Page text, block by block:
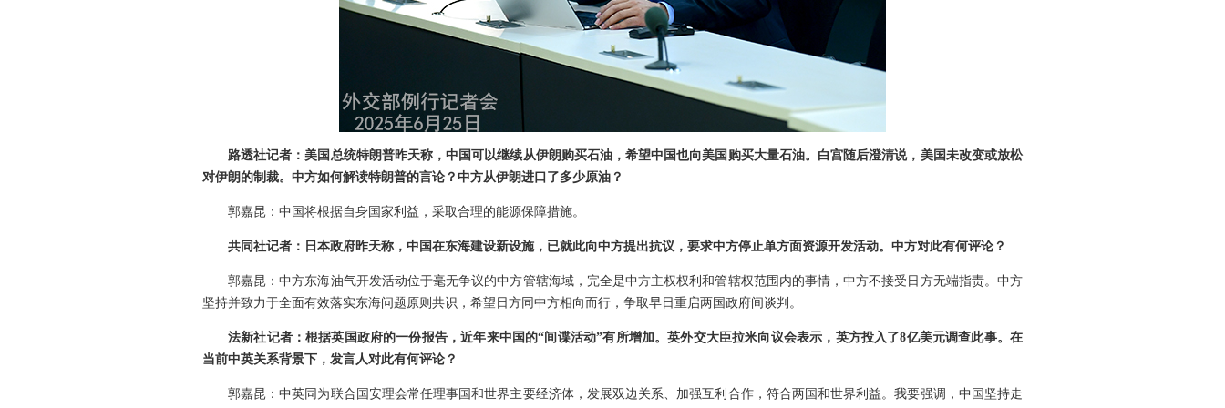
路透社记者：美国总统特朗普昨天称，中国可以继续从伊朗购买石油，希望中国也向美国购买大量石油。白宫随后澄清说，美国未改变或放松
对伊朗的制裁。中方如何解读特朗普的言论？中方从伊朗进口了多少原油？
郭嘉昆：中国将根据自身国家利益，采取合理的能源保障措施。
共同社记者：日本政府昨天称，中国在东海建设新设施，已就此向中方提出抗议，要求中方停止单方面资源开发活动。中方对此有何评论？
郭嘉昆：中方东海油气开发活动位于毫无争议的中方管辖海域，完全是中方主权权利和管辖权范围内的事情，中方不接受日方无端指责。中方
坚持并致力于全面有效落实东海问题原则共识，希望日方同中方相向而行，争取早日重启两国政府间谈判。
法新社记者：根据英国政府的一份报告，近年来中国的“间谍活动”有所增加。英外交大臣拉米向议会表示，英方投入了8亿美元调查此事。在
当前中英关系背景下，发言人对此有何评论？
郭嘉昆：中英同为联合国安理会常任理事国和世界主要经济体，发展双边关系、加强互利合作，符合两国和世界利益。我要强调，中国坚持走